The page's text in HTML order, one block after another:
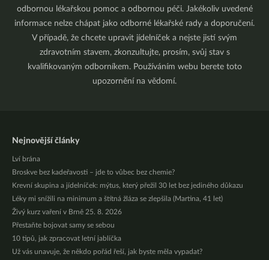
odbornou lékařskou pomoc a odbornou péči. Jakékoliv uvedené
informace nelze chápat jako odborné lékařské rady a doporučení.
V případě, že chcete upravit jídelníček a nejste jistí svým
zdravotním stavem, zkonzultujte, prosím, svůj stav s
kvalifikovaným odborníkem. Používáním webu berete toto
upozornění na vědomí.
Nejnovější články
Lví brána
Broskve bez kadeřavosti – jde to vůbec bez chemie?
Krevní skupina a jídelníček: mýtus, který přežil 30 let bez jediného důkazu
Léky mi snížili na minimum a štítná žláza se zlepšila (Martina, 41 let)
Živý kurz vaření v Brně 25. 8. 2026
Přestaňte bojovat samy se sebou
10 tipů, jak zpracovat letní jablíčka
Už vás unavuje, že někdo pořád řeší, jak byste měla vypadat?